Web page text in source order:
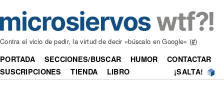
Contra el vicio de pedir, la virtud de decir «búscalo en Google» (#)
PORTADA SECCIONES/BUSCAR HUMOR
CONTACTAR
SUSCRIPCIONES
TIENDA LIBRO ¡SALTA!